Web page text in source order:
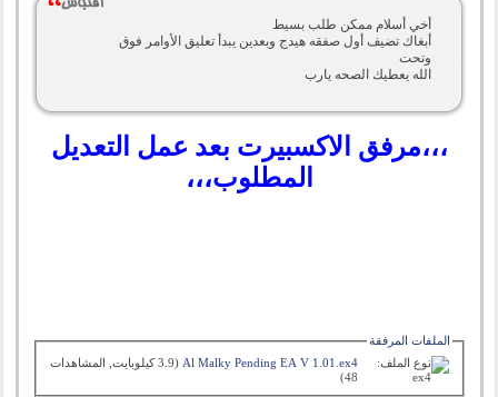
أخي أسلام ممكن طلب بسيط
أبغاك تضيف أول صفقه هيدج وبعدين يبدأ تعليق الأوامر فوق
وتحت
الله يعطيك الصحه يارب
،،،مرفق الاكسبيرت بعد عمل التعديل
المطلوب،،،
الملفات المرفقة
Al Malky Pending EA V 1.01.ex4‏
(3.9 كيلوبايت, المشاهدات
48)